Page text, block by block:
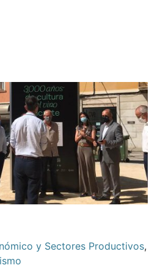
y Sectores Productivos,